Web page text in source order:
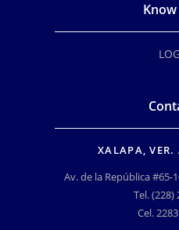
XALAPA, VER.
Av. de la República #65-
Tel. (228)
Cel.